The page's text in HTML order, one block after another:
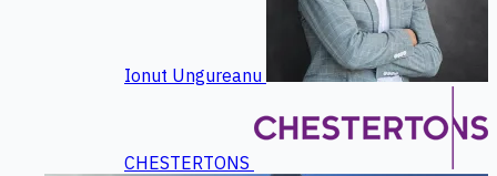
Ionut Ungureanu
CHESTERTONS